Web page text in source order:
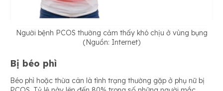
Người bệnh PCOS thường cảm thấy khó chịu ở vùng bụng
(Nguồn: Internet)
Bị béo phì
Béo phì hoặc thừa cân là tình trạng thường gặp ở phụ nữ bị